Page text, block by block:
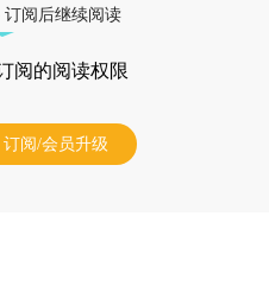
订阅后继续阅读
阅的阅读权限
订阅/会员升级